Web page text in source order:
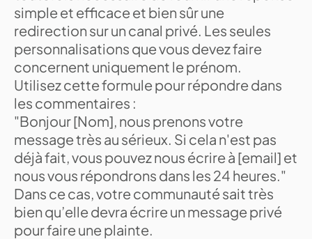
simple et efficace et bien sûr une
redirection sur un canal privé. Les seules
personnalisations que vous devez faire
concernent uniquement le prénom.
Utilisez cette formule pour répondre dans
les commentaires :
"Bonjour [Nom], nous prenons votre
message très au sérieux. Si cela n'est pas
déjà fait, vous pouvez nous écrire à [email] et
nous vous répondrons dans les 24 heures."
Dans ce cas, votre communauté sait très
bien qu’elle devra écrire un message privé
pour faire une plainte.